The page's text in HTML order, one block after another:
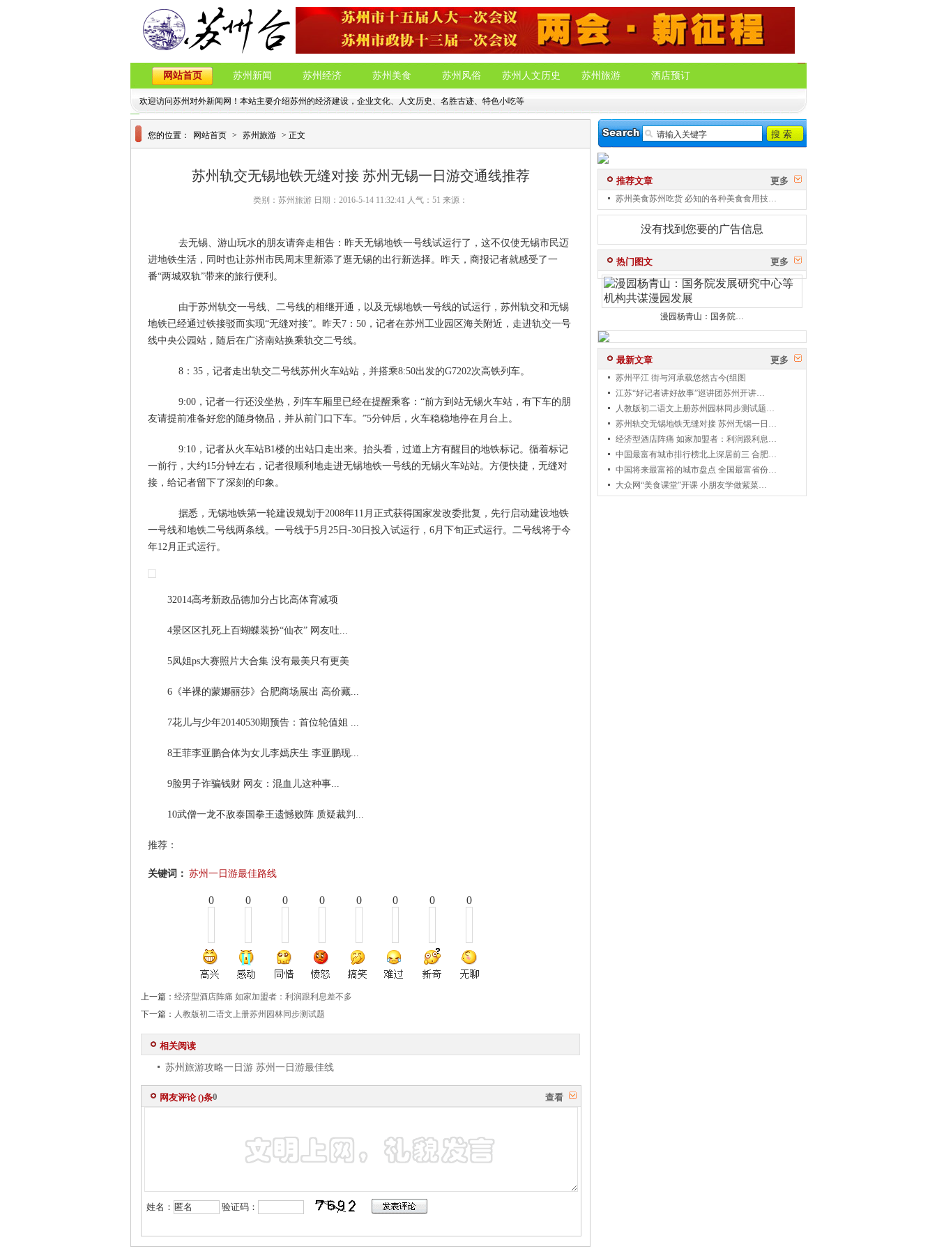
网站首页 苏州新闻 苏州经济 苏州美食 苏州风俗 苏州人文历史 苏州旅游 酒店预订
欢迎访问苏州对外新闻网！本站主要介绍苏州的经济建设，企业文化、人文历史、名胜古迹、特色小吃等
您的位置： 网站首页 > 苏州旅游 > 正文
苏州轨交无锡地铁无缝对接 苏州无锡一日游交通线推荐
类别：苏州旅游 日期：2016-5-14 11:32:41 人气： 51 来源：
去无锡、游山玩水的朋友请奔走相告：昨天无锡地铁一号线试运行了，这不仅使无锡市民迈
进地铁生活，同时也让苏州市民周末里新添了逛无锡的出行新选择。昨天，商报记者就感受了一
番“两城双轨”带来的旅行便利。
由于苏州轨交一号线、二号线的相继开通，以及无锡地铁一号线的试运行，苏州轨交和无锡
地铁已经通过铁接驳而实现“无缝对接”。昨天7：50，记者在苏州工业园区海关附近，走进轨交一号
线中央公园站，随后在广济南站换乘轨交二号线。
8：35，记者走出轨交二号线苏州火车站站，并搭乘8:50出发的G7202次高铁列车。
9:00，记者一行还没坐热，列车车厢里已经在提醒乘客：“前方到站无锡火车站，有下车的朋
友请提前准备好您的随身物品，并从前门口下车。”5分钟后，火车稳稳地停在月台上。
9:10，记者从火车站B1楼的出站口走出来。抬头看，过道上方有醒目的地铁标记。循着标记
一前行，大约15分钟左右，记者很顺利地走进无锡地铁一号线的无锡火车站站。方便快捷，无缝对
接，给记者留下了深刻的印象。
据悉，无锡地铁第一轮建设规划于2008年11月正式获得国家发改委批复，先行启动建设地铁
一号线和地铁二号线两条线。一号线于5月25日-30日投入试运行，6月下旬正式运行。二号线将于今
年12月正式运行。
32014高考新政品德加分占比高体育减项
4景区区扎死上百蝴蝶装扮“仙衣” 网友吐...
5凤姐ps大赛照片大合集 没有最美只有更美
6《半裸的蒙娜丽莎》合肥商场展出 高价藏...
7花儿与少年20140530期预告：首位轮值姐 ...
8王菲李亚鹏合体为女儿李嫣庆生 李亚鹏现...
9脸男子诈骗钱财 网友：混血儿这种事...
10武僧一龙不敌泰国拳王遗憾败阵 质疑裁判...
推荐：
关键词： 苏州一日游最佳路线
0 0 0 0 0 0 0 0
上一篇： 经济型酒店阵痛 如家加盟者：利润跟利息差不多
下一篇： 人教版初二语文上册苏州园林同步测试题
相关阅读
苏州旅游攻略一日游 苏州一日游最佳线
网友评论 ( 0
)条 查看
姓名： 验证码：
推荐文章 更多
苏州美食苏州吃货 必知的各种美食食用技…
没有找到您要的广告信息
热门图文 更多
漫园杨青山：国务院…
最新文章 更多
苏州平江 街与河承载悠然古今(组图
江苏“好记者讲好故事”巡讲团苏州开讲…
人教版初二语文上册苏州园林同步测试题…
苏州轨交无锡地铁无缝对接 苏州无锡一日…
经济型酒店阵痛 如家加盟者：利润跟利息…
中国最富有城市排行榜北上深居前三 合肥…
中国将来最富裕的城市盘点 全国最富省份…
大众网“美食课堂”开课 小朋友学做紫菜…